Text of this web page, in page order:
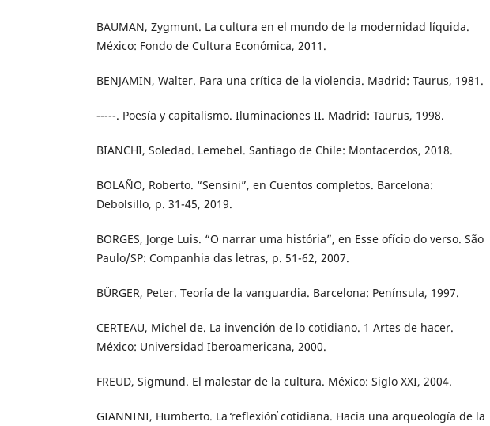
BAUMAN, Zygmunt. La cultura en el mundo de la modernidad líquida.
México: Fondo de Cultura Económica, 2011.
BENJAMIN, Walter. Para una crítica de la violencia. Madrid: Taurus, 1981.
-----. Poesía y capitalismo. Iluminaciones II. Madrid: Taurus, 1998.
BIANCHI, Soledad. Lemebel. Santiago de Chile: Montacerdos, 2018.
BOLAÑO, Roberto. “Sensini”, en Cuentos completos. Barcelona:
Debolsillo, p. 31-45, 2019.
BORGES, Jorge Luis. “O narrar uma história”, en Esse ofício do verso. São
Paulo/SP: Companhia das letras, p. 51-62, 2007.
BÜRGER, Peter. Teoría de la vanguardia. Barcelona: Península, 1997.
CERTEAU, Michel de. La invención de lo cotidiano. 1 Artes de hacer.
México: Universidad Iberoamericana, 2000.
FREUD, Sigmund. El malestar de la cultura. México: Siglo XXI, 2004.
GIANNINI, Humberto. La ̒reflexión̕ cotidiana. Hacia una arqueología de la